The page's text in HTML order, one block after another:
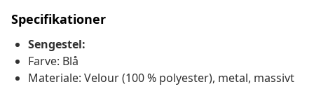
Specifikationer
Sengestel:
Farve: Blå
Materiale: Velour (100 % polyester), metal, massivt